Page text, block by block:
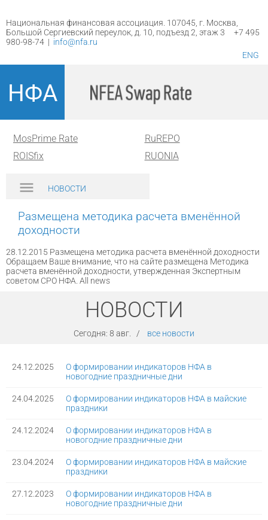
Национальная финансовая ассоциация. 107045, г. Москва,
Большой Сергиевский переулок, д. 10, подъезд 2, этаж 3 +7 495
980-98-74 | info@nfa.ru
НФА
ENG
MosPrime Rate
ROISfix
RuREPO
RUONIA
НОВОСТИ
Размещена методика расчета вменённой
доходности
28.12.2015 Размещена методика расчета вменённой доходности
Обращаем Ваше внимание, что на сайте размещена Методика
расчета вменённой доходности, утвержденная Экспертным
советом СРО НФА. All news
НОВОСТИ
Сегодня: 8 авг. / все новости
24.12.2025
О формировании индикаторов НФА в
новогодние праздничные дни
24.04.2025
О формировании индикаторов НФА в майские
праздники
24.12.2024
О формировании индикаторов НФА в
новогодние праздничные дни
23.04.2024
О формировании индикаторов НФА в майские
праздники
27.12.2023
О формировании индикаторов НФА в
новогодние праздничные дни